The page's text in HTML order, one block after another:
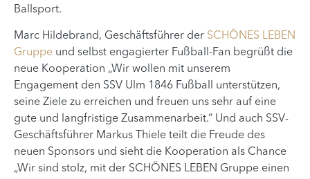
Ballsport.
Marc Hildebrand, Geschäftsführer der SCHÖNES LEBEN
Gruppe und selbst engagierter Fußball-Fan begrüßt die
neue Kooperation „Wir wollen mit unserem
Engagement den SSV Ulm 1846 Fußball unterstützen,
seine Ziele zu erreichen und freuen uns sehr auf eine
gute und langfristige Zusammenarbeit.“ Und auch SSV-
Geschäftsführer Markus Thiele teilt die Freude des
neuen Sponsors und sieht die Kooperation als Chance
„Wir sind stolz, mit der SCHÖNES LEBEN Gruppe einen